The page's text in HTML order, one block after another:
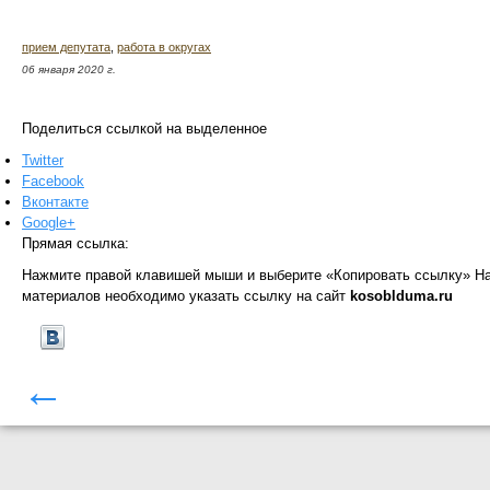
прием депутата работа в округах
06 января 2020 г.
Поделиться ссылкой на выделенное
Twitter
Facebook
Вконтакте
Google+
Прямая ссылка:
Нажмите правой клавишей мыши и выберите «Копировать ссылку»
материалов необходимо указать ссылку на сайт kosoblduma.ru
←